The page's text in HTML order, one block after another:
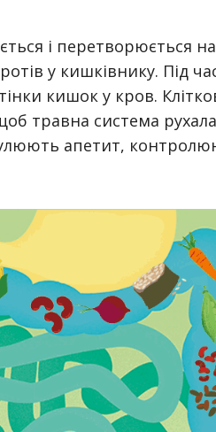
і перетворюється
у кишківнику. Під
кишок у кров.
травна система
апетит,